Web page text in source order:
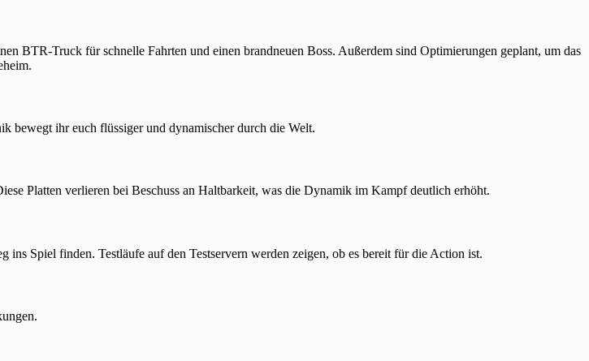
BTR-Truck für schnelle Fahrten und einen brandneuen Boss. Außerdem sind Optimierungen geplant, um das
bewegt ihr euch flüssiger und dynamischer durch die Welt.
Platten verlieren bei Beschuss an Haltbarkeit, was die Dynamik im Kampf deutlich erhöht.
Spiel finden. Testläufe auf den Testservern werden zeigen, ob es bereit für die Action ist.